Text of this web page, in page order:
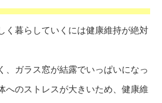
く暮らしていくには健康維持が絶対
、ガラス窓が結露でいっぱいになっ
へのストレスが大きいため、健康維